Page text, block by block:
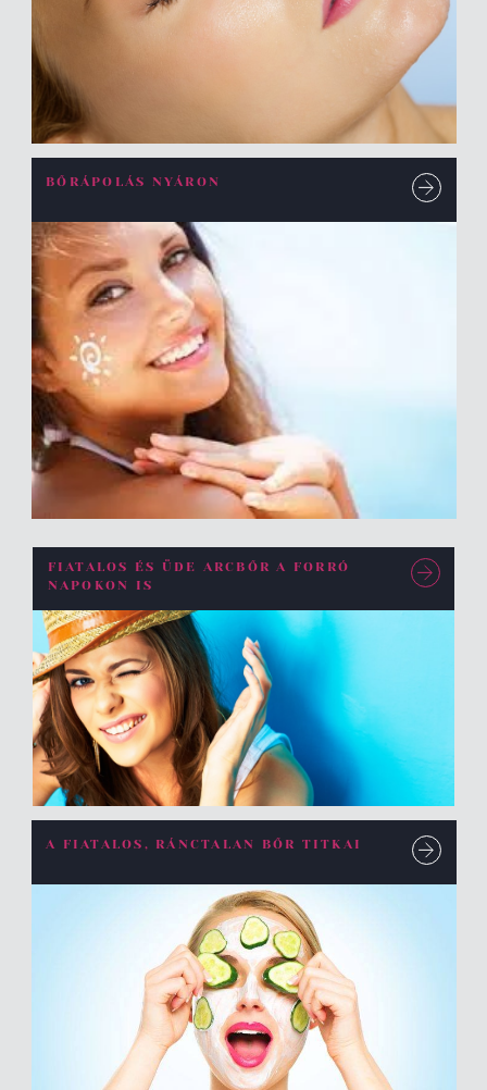
BŐRÁPOLÁS NYÁRON
FIATALOS ÉS ÜDE ARCBŐR A FORRÓ
NAPOKON IS
A FIATALOS, RÁNCTALAN BŐR TITKAI